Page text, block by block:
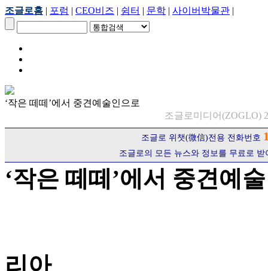
조글로홈 | 포럼 | CEO비즈 | 쉼터 | 문학 | 사이버박물관 |
‘작은 떼떼’에서 중견예술인으로
조글로미디어(ZOGLO)
조글로 위챗(微信)전용 전화번호
조글로의 모든 뉴스와 정보를 무료로
‘작은 떼떼’에서 중견예
리아